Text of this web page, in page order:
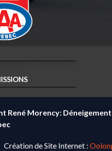
VOTRE RÉGION
René Morency: Déneigement
Création de Site Internet :